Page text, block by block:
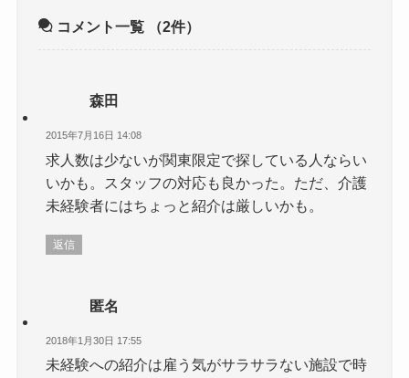
コメント一覧 （2件）
森田
2015年7月16日 14:08
求人数は少ないが関東限定で探している人ならい
いかも。スタッフの対応も良かった。ただ、介護
未経験者にはちょっと紹介は厳しいかも。
返信
匿名
2018年1月30日 17:55
未経験への紹介は雇う気がサラサラない施設で時